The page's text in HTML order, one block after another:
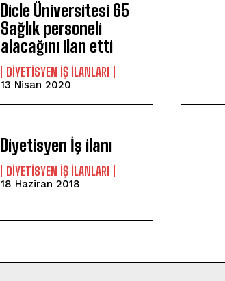
Dicle Üniversitesi 65
Sağlık personeli
alacağını ilan etti
DIYETISYEN İŞ İLANLARI
13 Nisan 2020
Diyetisyen İş ilanı
DIYETISYEN İŞ İLANLARI
18 Haziran 2018